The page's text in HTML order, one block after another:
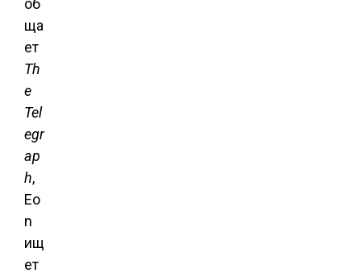
об
ща
ет
Th
e
Tel
egr
ap
h,
Eo
n
ищ
ет